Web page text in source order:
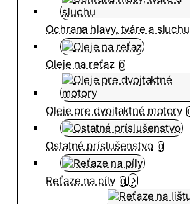
Ochrana hlavy, tváre a sluchu
Oleje na reťaz 0
Oleje pre dvojtaktné motory
Ostatné príslušenstvo 0
Reťaze na píly 0